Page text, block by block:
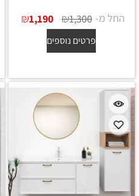
החל מ- ₪1,300
₪1,190
פרטים נוספים